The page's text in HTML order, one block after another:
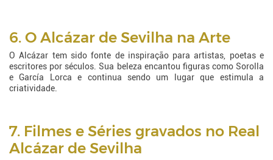
6. O Alcázar de Sevilha na Arte
O Alcázar tem sido fonte de inspiração para artistas, poetas e
escritores por séculos. Sua beleza encantou figuras como Sorolla
e García Lorca e continua sendo um lugar que estimula a
criatividade.
7. Filmes e Séries gravados no Real
Alcázar de Sevilha